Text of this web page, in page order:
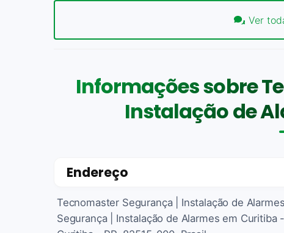
Ver
Informações sobre
Instalação de
Endereço
Tecnomaster Segurança | Instalação de
Segurança | Instalação de Alarmes em Curitiba